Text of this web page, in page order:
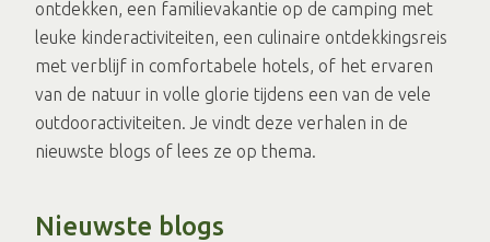
ontdekken, een familievakantie op de camping met
leuke kinderactiviteiten, een culinaire ontdekkingsreis
met verblijf in comfortabele hotels, of het ervaren
van de natuur in volle glorie tijdens een van de vele
outdooractiviteiten. Je vindt deze verhalen in de
nieuwste blogs of lees ze op thema.
Nieuwste blogs